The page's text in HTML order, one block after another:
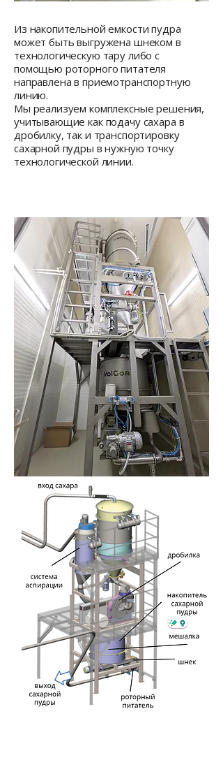
Из накопительной емкости пудра
может быть выгружена шнеком в
технологическую тару либо с
помощью роторного питателя
направлена в приемотранспортную
линию.
Мы реализуем комплексные решения,
учитывающие как подачу сахара в
дробилку, так и транспортировку
сахарной пудры в нужную точку
технологической линии.